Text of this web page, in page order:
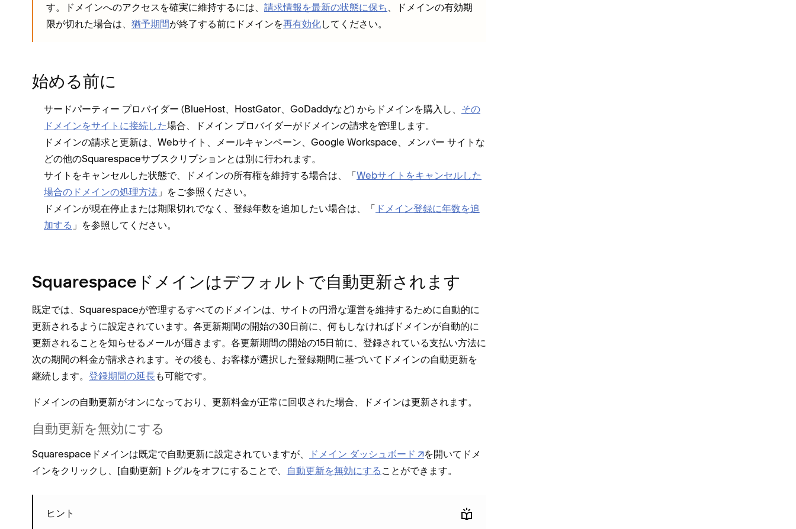
す⁠。ドメインへのアクセスを確実に維持するには⁠、 請求情報を最新の状態に保ち ⁠、ドメインの有効期
限が切れた場合は⁠、 猶予期間が終了する前にドメインを再有効化してください⁠。
始める前に
サ⁠ードパ⁠ーテ⁠ィ⁠ー プロバイダ⁠ー (⁠BlueHost⁠、HostGator⁠、GoDaddyなど⁠) からドメインを購入し⁠、 その
ドメインをサイトに接続した場合⁠、ドメイン プロバイダ⁠ーがドメインの請求を管理します⁠。
ドメインの請求と更新は⁠、Webサイト⁠、メ⁠ールキ⁠ャンペ⁠ーン⁠、Google Workspace⁠、メンバ⁠ー サイトな
どの他のSquarespaceサブスクリプシ⁠ョンとは別に行われます⁠。
サイトをキ⁠ャンセルした状態で⁠、ドメインの所有権を維持する場合は⁠、「⁠Webサイトをキ⁠ャンセルした
場合のドメインの処理方法 ⁠」をご参照ください⁠。
ドメインが現在停止または期限切れでなく⁠、登録年数を追加したい場合は⁠、「⁠ ドメイン登録に年数を追
加する ⁠」を参照してください⁠。
Squarespaceドメインはデフ⁠ォルトで自動更新されます
既定では⁠、Squarespaceが管理するすべてのドメインは⁠、サイトの円滑な運営を維持するために自動的に
更新されるように設定されています⁠。各更新期間の開始の30日前に⁠、何もしなければドメインが自動的に
更新されることを知らせるメ⁠ールが届きます⁠。各更新期間の開始の15日前に⁠、登録されている支払い方法に
次の期間の料金が請求されます⁠。その後も⁠、お客様が選択した登録期間に基づいてドメインの自動更新を
継続します⁠。 登録期間の延長も可能です⁠。
ドメインの自動更新がオンにな⁠っており⁠、更新料金が正常に回収された場合⁠、ドメインは更新されます⁠。
自動更新を無効にする
Squarespaceドメインは既定で自動更新に設定されていますが⁠、 ドメイン ダ⁠ッシ⁠ュボ⁠ード
を開いてドメ
インをクリ⁠ックし⁠、[⁠自動更新⁠] トグルをオフにすることで⁠、 自動更新を無効にする ことができます⁠。
ヒント